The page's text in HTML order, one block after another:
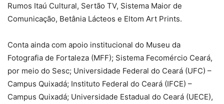
Rumos Itaú Cultural, Sertão TV, Sistema Maior de
Comunicação, Betânia Lácteos e Eltom Art Prints.
Conta ainda com apoio institucional do Museu da
Fotografia de Fortaleza (MFF); Sistema Fecomércio Ceará,
por meio do Sesc; Universidade Federal do Ceará (UFC) –
Campus Quixadá; Instituto Federal do Ceará (IFCE) –
Campus Quixadá; Universidade Estadual do Ceará (UECE),